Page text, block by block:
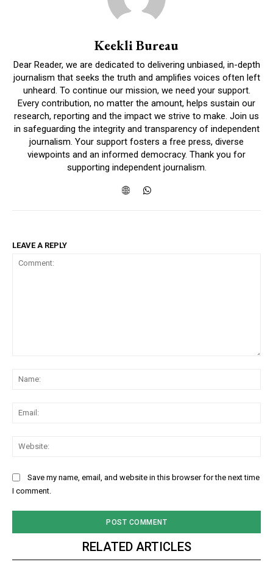
Keekli Bureau
Dear Reader, we are dedicated to delivering unbiased, in-depth
journalism that seeks the truth and amplifies voices often left
unheard. To continue our mission, we need your support.
Every contribution, no matter the amount, helps sustain our
research, reporting and the impact we strive to make. Join us
in safeguarding the integrity and transparency of independent
journalism. Your support fosters a free press, diverse
viewpoints and an informed democracy. Thank you for
supporting independent journalism.
LEAVE A REPLY
Save my name, email, and website in this browser for the next time
I comment.
RELATED ARTICLES